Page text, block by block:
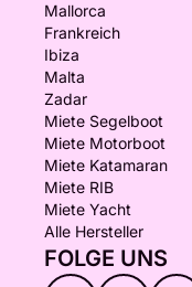
Mallorca
Frankreich
Ibiza
Malta
Zadar
Miete Segelboot
Miete Motorboot
Miete Katamaran
Miete RIB
Miete Yacht
Alle Hersteller
FOLGE UNS